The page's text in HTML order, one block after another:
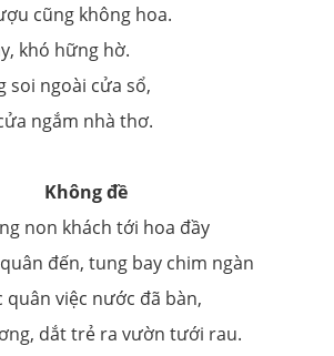
cũng không hoa.
khó hững hờ.
soi ngoài cửa sổ,
ngắm nhà thơ.
Không đề
non khách tới hoa đầy
đến, tung bay chim ngàn
quân việc nước đã bàn,
dắt trẻ ra vườn tưới rau.